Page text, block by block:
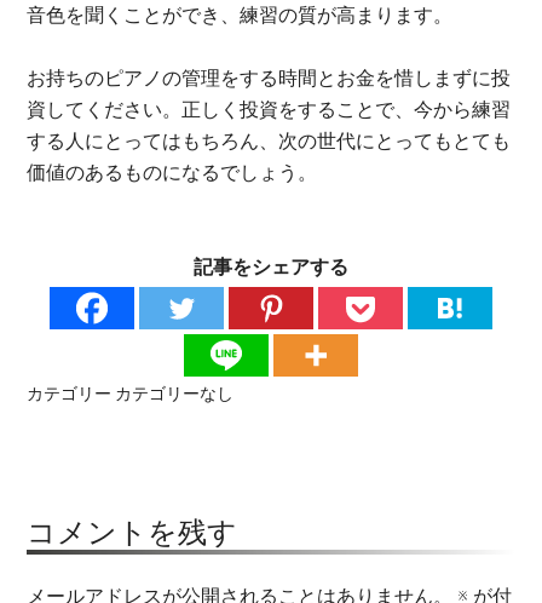
音色を聞くことができ、練習の質が高まります。
お持ちのピアノの管理をする時間とお金を惜しまずに投
資してください。正しく投資をすることで、今から練習
する人にとってはもちろん、次の世代にとってもとても
価値のあるものになるでしょう。
記事をシェアする
カテゴリー カテゴリーなし
コメントを残す
メールアドレスが公開されることはありません。 ※ が付